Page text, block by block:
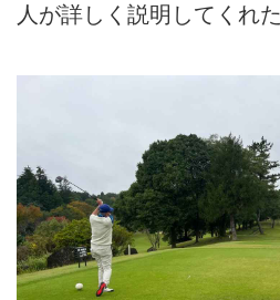
人が詳しく説明してくれた